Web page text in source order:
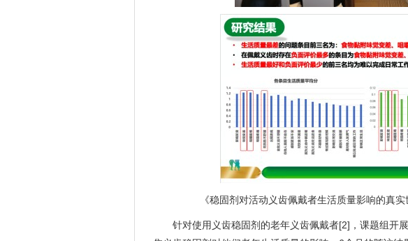
《稳固剂对活动义齿佩戴者生活质量影响的真
针对使用义齿稳固剂的老年义齿佩戴者[2]，课题组开